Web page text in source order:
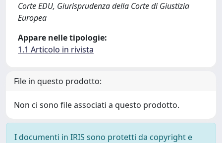
Corte EDU, Giurisprudenza della Corte di Giustizia
Europea
Appare nelle tipologie:
1.1 Articolo in rivista
File in questo prodotto:
Non ci sono file associati a questo prodotto.
I documenti in IRIS sono protetti da copyright e